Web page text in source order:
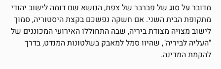
מדובר על סוג של פברבר של צפת, הנושא שם דומה לישוב יהודי
מתקופת הבית השני. אם חשקה נפשכם בקצת היסטוריה, סמוך
לישוב מצויה מצודת ביריה, שבה התחוללו האירועי המכוננים של
"העליה לביריה", שהיוו סמל למאבק בשלטונות המנדט, בדרך
להקמת המדינה.